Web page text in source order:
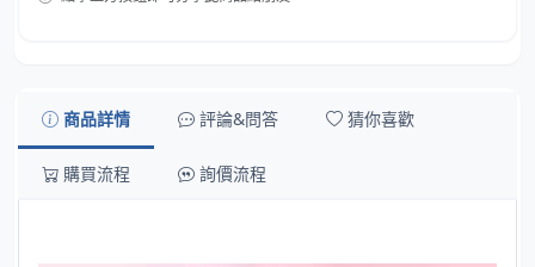
商品詳情 評論&問答 猜你喜歡
購買流程 詢價流程